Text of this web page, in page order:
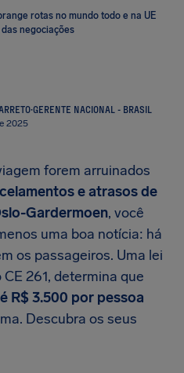
rotas no mundo todo e na UE
negociações
·GERENTE NACIONAL - BRASIL
2025
forem arruinados
e atrasos de
Gardermoen, você
uma boa notícia: há
os passageiros. Uma lei
261, determina que
R$ 3.500 por pessoa
Descubra os seus